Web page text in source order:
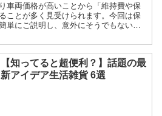
車両価格が高いことから「維持費や保
ことが多く見受けられます。今回は保
単にご説明し、意外にそうでもないケ
【知ってると超便利？】話題の最
新アイデア生活雑貨 6選